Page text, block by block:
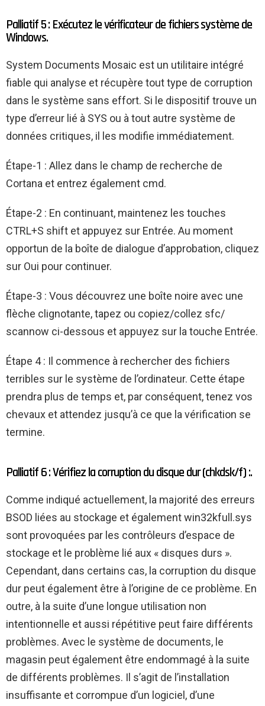
Palliatif 5 : Exécutez le vérificateur de fichiers système de
Windows.
System Documents Mosaic est un utilitaire intégré
fiable qui analyse et récupère tout type de corruption
dans le système sans effort. Si le dispositif trouve un
type d’erreur lié à SYS ou à tout autre système de
données critiques, il les modifie immédiatement.
Étape-1 : Allez dans le champ de recherche de
Cortana et entrez également cmd.
Étape-2 : En continuant, maintenez les touches
CTRL+S shift et appuyez sur Entrée. Au moment
opportun de la boîte de dialogue d’approbation, cliquez
sur Oui pour continuer.
Étape-3 : Vous découvrez une boîte noire avec une
flèche clignotante, tapez ou copiez/collez sfc/
scannow ci-dessous et appuyez sur la touche Entrée.
Étape 4 : Il commence à rechercher des fichiers
terribles sur le système de l’ordinateur. Cette étape
prendra plus de temps et, par conséquent, tenez vos
chevaux et attendez jusqu’à ce que la vérification se
termine.
Palliatif 6 : Vérifiez la corruption du disque dur (chkdsk/f) :.
Comme indiqué actuellement, la majorité des erreurs
BSOD liées au stockage et également win32kfull.sys
sont provoquées par les contrôleurs d’espace de
stockage et le problème lié aux « disques durs ».
Cependant, dans certains cas, la corruption du disque
dur peut également être à l’origine de ce problème. En
outre, à la suite d’une longue utilisation non
intentionnelle et aussi répétitive peut faire différents
problèmes. Avec le système de documents, le
magasin peut également être endommagé à la suite
de différents problèmes. Il s’agit de l’installation
insuffisante et corrompue d’un logiciel, d’une